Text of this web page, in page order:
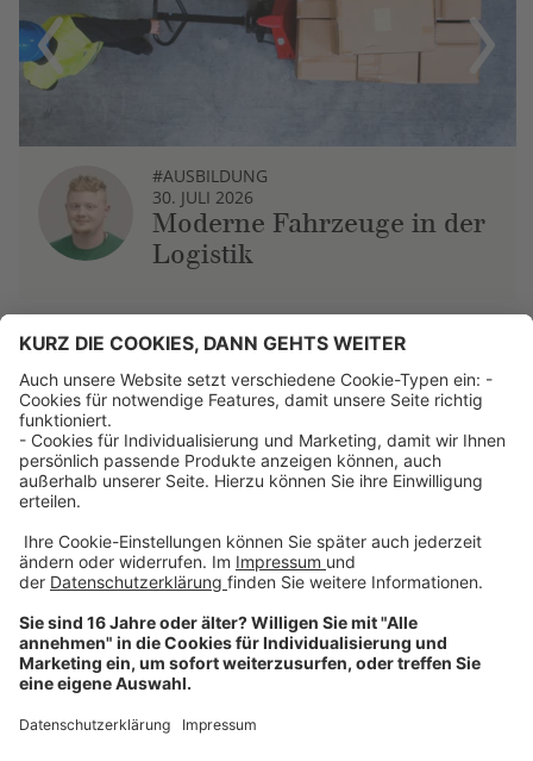
Previous
#AUSBILDUNG
30. JULI 2026
Moderne Fahrzeuge in der
Logistik
Next
Über uns
Dehner Unternehmen
Jobs bei Dehner